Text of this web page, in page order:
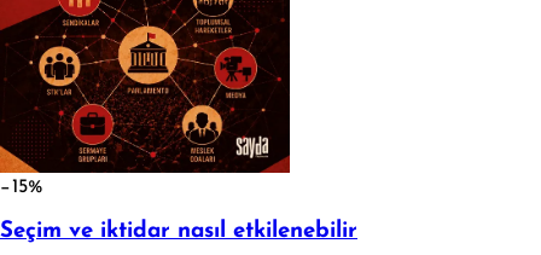
−15%
Seçim ve iktidar nasıl etkilenebilir